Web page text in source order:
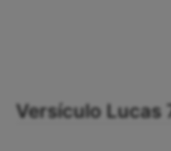
Versículo Lucas